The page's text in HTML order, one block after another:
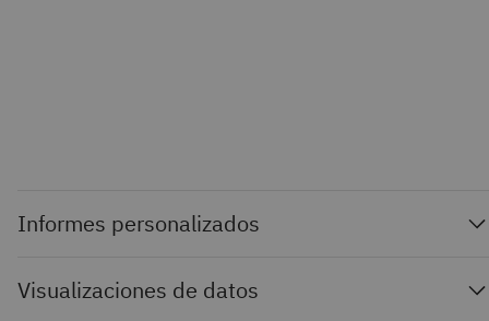
Informes personalizados
Visualizaciones de datos